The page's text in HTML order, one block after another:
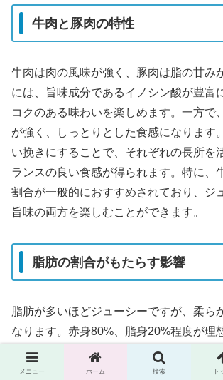
牛肉と豚肉の特性
牛肉は肉の風味が強く、豚肉は脂の甘み
には、旨味成分であるイノシン酸が豊富
コクのある味わいを楽しめます。一方で
が強く、しっとりとした食感になります
い挽きにすることで、それぞれの長所を
ランスの良い食感が得られます。特に、
割合が一般的におすすめされており、ジ
旨味の両方を楽しむことができます。
脂肪の割合がもたらす影響
脂肪が多いほどジューシーですが、柔ら
なります。赤身80%、脂身20%程度が理
が多すぎると、焼いた際に肉汁が多く流
ンバーグが崩れやすくなることがありま
メニュー ホーム 検索 ト